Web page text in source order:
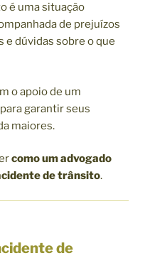
é uma situação
de prejuízos
e dúvidas sobre o que
o apoio de um
garantir seus
maiores.
como um advogado
de trânsito.
de